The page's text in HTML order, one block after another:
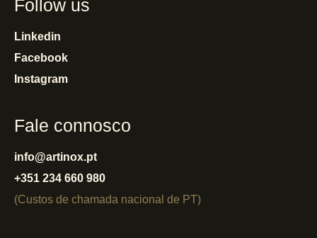
Follow us
Linkedin
Facebook
Instagram
Fale connosco
info@artinox.pt
+351 234 660 980
(Custos de chamada nacional de PT)